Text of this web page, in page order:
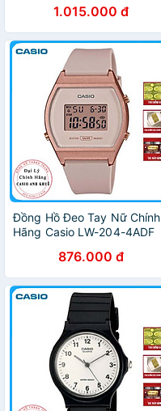
1.015.000 đ
Đồng Hồ Đeo Tay Nữ Chính
Hãng Casio LW-204-4ADF
876.000 đ